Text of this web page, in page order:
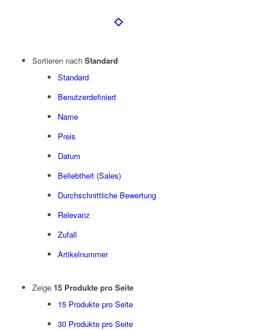
Sortieren nach Standard
Standard
Benutzerdefiniert
Name
Preis
Datum
Beliebtheit (Sales)
Durchschnittliche Bewertung
Relevanz
Zufall
Artikelnummer
Zeige 15 Produkte pro Seite
15 Produkte pro Seite
30 Produkte pro Seite